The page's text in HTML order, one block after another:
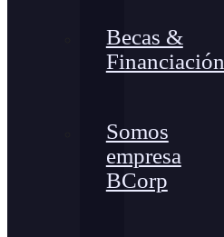
Becas &
Financiación
Somos
empresa
BCorp